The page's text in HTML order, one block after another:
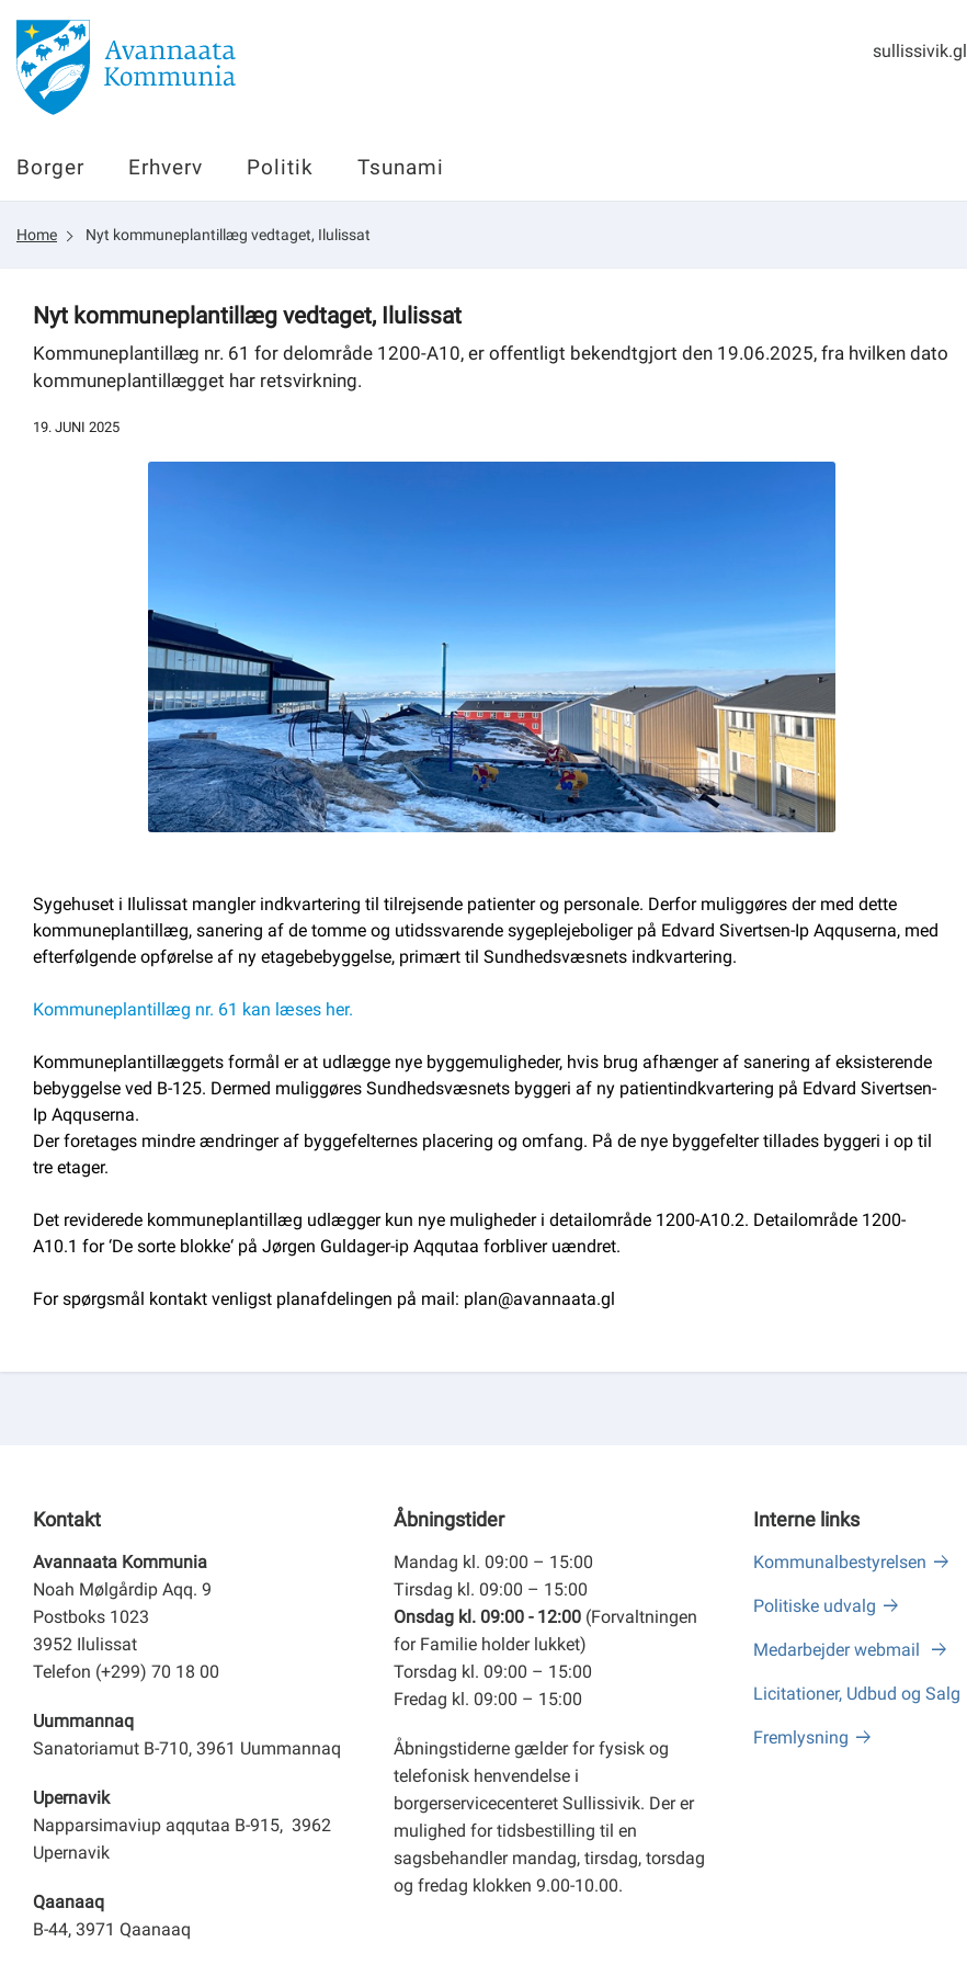
Borger
Erhverv
Politik
Tsunami
sullissivik.gl
Borger Erhverv Politik Tsunami
Home Nyt kommuneplantillæg vedtaget, Ilulissat
Nyt kommuneplantillæg vedtaget, Ilulissat
Kommuneplantillæg nr. 61 for delområde 1200-A10, er offentligt bekendtgjort den 19.06.2025, fra hvilken dato
kommuneplantillægget har retsvirkning.
19. JUNI 2025
Sygehuset i Ilulissat mangler indkvartering til tilrejsende patienter og personale. Derfor muliggøres der med dette
kommuneplantillæg, sanering af de tomme og utidssvarende sygeplejeboliger på Edvard Sivertsen-Ip Aqquserna, med
efterfølgende opførelse af ny etagebebyggelse, primært til Sundhedsvæsnets indkvartering.
Kommuneplantillæg nr. 61 kan læses her.
Kommuneplantillæggets formål er at udlægge nye byggemuligheder, hvis brug afhænger af sanering af eksisterende
bebyggelse ved B-125. Dermed muliggøres Sundhedsvæsnets byggeri af ny patientindkvartering på Edvard Sivertsen-
Ip Aqquserna.
Der foretages mindre ændringer af byggefelternes placering og omfang. På de nye byggefelter tillades byggeri i op til
tre etager.
Det reviderede kommuneplantillæg udlægger kun nye muligheder i detailområde 1200-A10.2. Detailområde 1200-
A10.1 for ‘De sorte blokke‘ på Jørgen Guldager-ip Aqqutaa forbliver uændret.
For spørgsmål kontakt venligst planafdelingen på mail: plan@avannaata.gl
Kontakt
Avannaata Kommunia
Noah Mølgårdip Aqq. 9
Postboks 1023
3952 Ilulissat
Telefon (+299) 70 18 00
Uummannaq
Sanatoriamut B-710, 3961 Uummannaq
Upernavik
Napparsimaviup aqqutaa B-915, 3962
Upernavik
Qaanaaq
B-44, 3971 Qaanaaq
Åbningstider
Mandag kl. 09:00 – 15:00
Tirsdag kl. 09:00 – 15:00
Onsdag kl. 09:00 - 12:00 (Forvaltningen
for Familie holder lukket)
Torsdag kl. 09:00 – 15:00
Fredag kl. 09:00 – 15:00
Åbningstiderne gælder for fysisk og
telefonisk henvendelse i
borgerservicecenteret Sullissivik. Der er
mulighed for tidsbestilling til en
sagsbehandler mandag, tirsdag, torsdag
og fredag klokken 9.00-10.00.
Interne links
Kommunalbestyrelsen
Politiske udvalg
Medarbejder webmail
Licitationer, Udbud og Salg
Fremlysning